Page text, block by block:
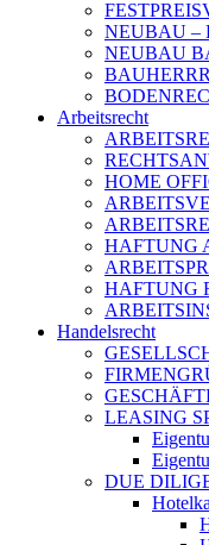
NEUBAU –
NEUBAU
Arbeitsrecht
HOME
HAFTUNG
HAFTUNG
Handelsrecht
LEASING
DUE